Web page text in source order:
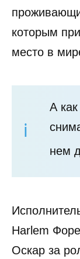
которым
место в
А
нем
Harlem
Оскар за